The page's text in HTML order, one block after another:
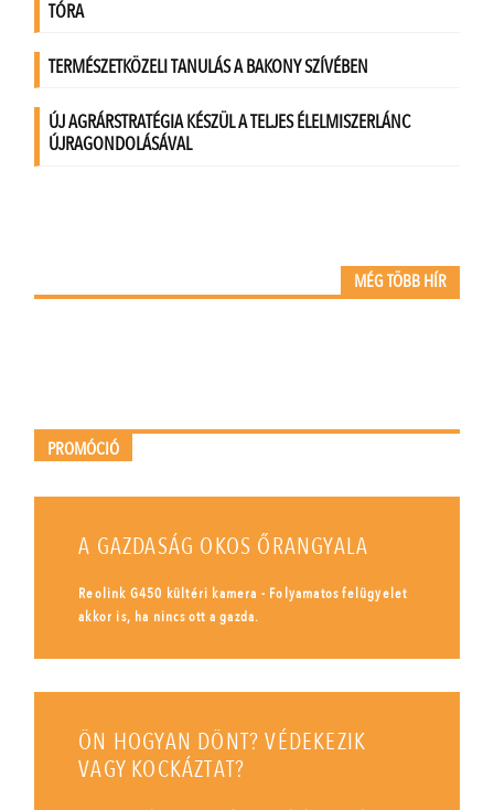
MÉG TÖBB HÍR
PROMÓCIÓ
A GAZDASÁG OKOS ŐRANGYALA
Reolink G450 kültéri kamera - Folyamatos felügyelet
akkor is, ha nincs ott a gazda.
ÖN HOGYAN DÖNT? VÉDEKEZIK
VAGY KOCKÁZTAT?